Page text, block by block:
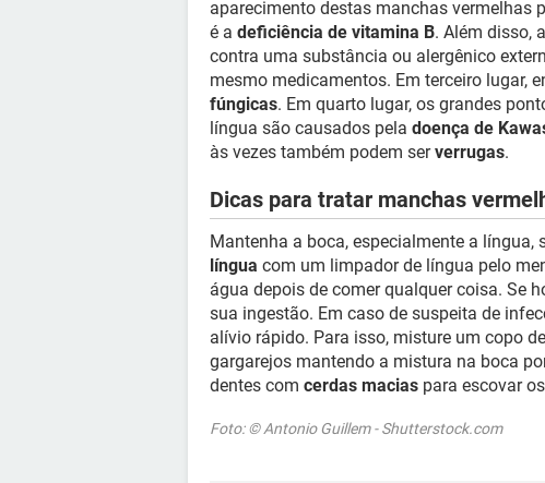
aparecimento destas manchas vermelhas
é a deficiência de vitamina B. Além disso,
contra uma substância ou alergênico
mesmo medicamentos. Em terceiro lugar,
fúngicas. Em quarto lugar, os grandes
língua são causados pela doença de
às vezes também podem serverrugas.
Dicas para tratar manchas
Mantenha a boca, especialmente a língua,
língua com um limpador de língua pelo
água depois de comer qualquer coisa. Se
sua ingestão. Em caso de suspeita de
alívio rápido. Para isso, misture um copo
gargarejos mantendo a mistura na boca
dentes com cerdas macias para escovar
Foto: © Antonio Guillem - Shutterstock.com